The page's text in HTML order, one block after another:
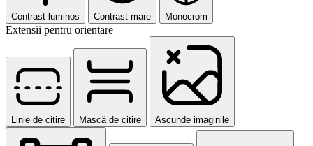
Contrast luminos Contrast mare Monocrom
Extensii pentru orientare
Linie de citire Mască de citire Ascunde imaginile